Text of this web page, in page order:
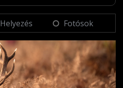
Helyezés Fotósok